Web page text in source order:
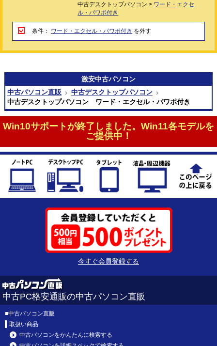
中古デスクトップパソコン > ワード・エクセ
ル・パワポ付き
条件： ワード・エクセル・パワポ付き を外す
激安中古パソコン
中古パソコン直販
中古デスクトップパソコン
中古デスクトップパソコン ワード・エクセル・パワポ付き
Win10サポートが終了しました。Win11各モデルを
ご提供中！
今すぐ会員登録する
中古PC格安通販の中古パソコン直販
■中古パソコン直販
取扱い商品
中古パソコンをかんたんに検索する